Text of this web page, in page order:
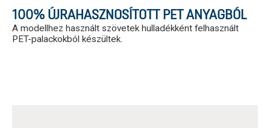
100% ÚJRAHASZNOSÍTOTT PET ANYAGBÓL
A modellhez használt szövetek hulladékként felhasznált
PET-palackokból készültek.